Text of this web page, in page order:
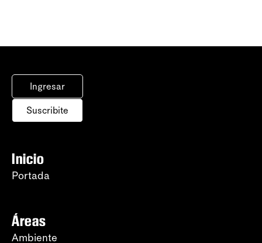
Ingresar
Suscribite
Inicio
Portada
Áreas
Ambiente